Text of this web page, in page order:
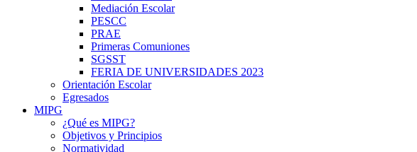
Mediación Escolar
PESCC
PRAE
Primeras Comuniones
SGSST
FERIA DE UNIVERSIDADES 2023
Orientación Escolar
Egresados
MIPG
¿Qué es MIPG?
Objetivos y Principios
Normatividad